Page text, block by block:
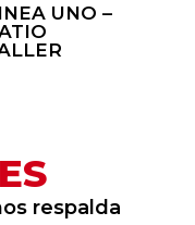
UNO –
respalda